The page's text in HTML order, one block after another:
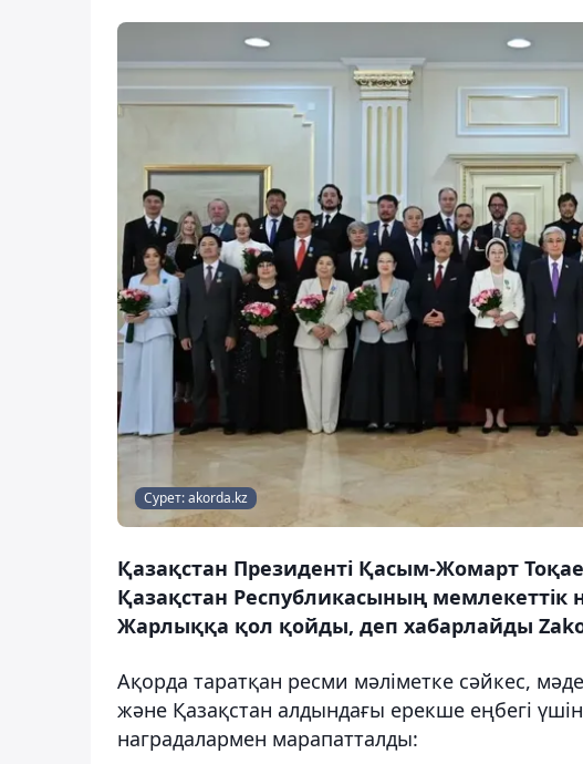
Сурет: akorda.kz
Қазақстан Президенті Қасым-Жомарт
Қазақстан Республикасының
Жарлыққа қол қойды, деп хабарлайды
Ақорда таратқан ресми мәліметке сәйкес,
және Қазақстан алдындағы ерекше еңбегі
наградалармен марапатталды: